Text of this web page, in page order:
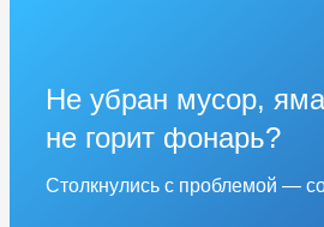
Не убран мусор,
не горит фонарь?
Столкнулись с проблемой —